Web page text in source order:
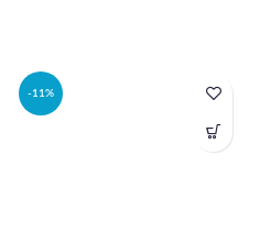
-11%